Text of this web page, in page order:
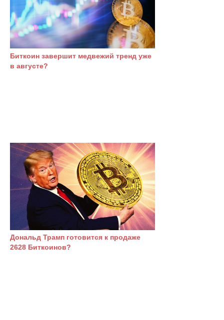
Биткоин завершит медвежий тренд уже
в августе?
Дональд Трамп готовится к продаже
2628 Биткоинов?